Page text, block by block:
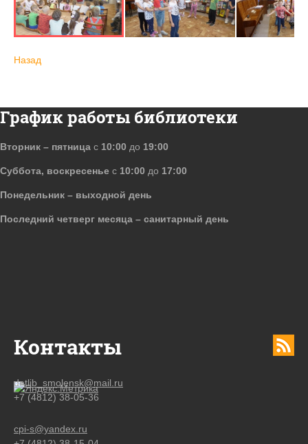
Назад
Контакты
detlib_smolensk@mail.ru
+7 (4812) 38-05-36
cpi-s@yandex.ru
График работы библиотеки
Вторник – пятница с 10:00 до 19:00
Суббота, воскресенье с 10:00 до 17:00
Понедельник – выходной день
Последний четверг месяца – санитарный день